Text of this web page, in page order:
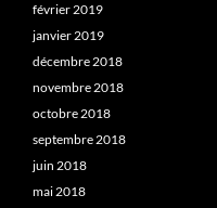
février 2019
janvier 2019
décembre 2018
novembre 2018
octobre 2018
septembre 2018
juin 2018
mai 2018